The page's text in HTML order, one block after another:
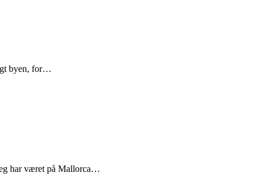
byen, for…
har været på Mallorca…